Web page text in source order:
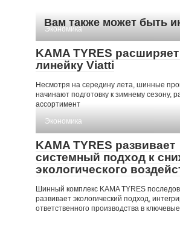
Вам также может быть
Экономика
KAMA TYRES
линейку Viatti
Несмотря на середину лета, шинные
начинают подготовку к зимнему сезону,
ассортимент
Экономика
KAMA TYRES развивает
системный подход к
экологического
Шинный комплекс KAMA TYRES
развивает экологический подход,
ответственного производства в ключевые